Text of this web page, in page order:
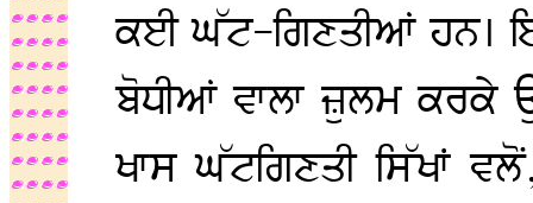
ਕਈ ਘੱਟ-ਗਿਣਤੀਆਂ ਹਨ।
ਬੋਧੀਆਂ ਵਾਲਾ ਜ਼ੁਲਮ ਕਰਕੇ
ਖਾਸ ਘੱਟਗਿਣਤੀ ਸਿੱਖਾਂ